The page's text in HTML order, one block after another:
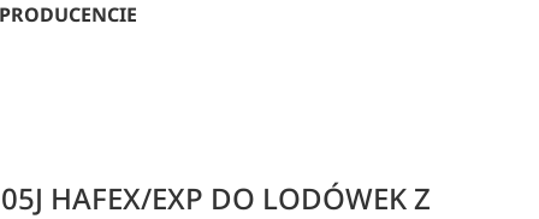
HAFEX/EXP DO LODÓWEK Z